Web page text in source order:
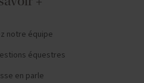
notre équipe
équestres
en parle